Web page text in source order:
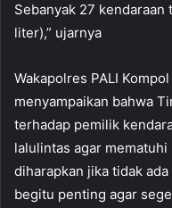
Sebanyak 27
liter),” ujarnya
Wakapolres PALI
menyampaikan bahwa
terhadap pemilik
lalulintas agar
diharapkan jika tidak
begitu penting agar